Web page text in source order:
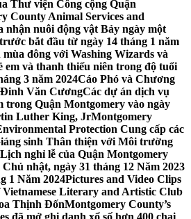
Thư viện Công cộng Quận
County Animal Services and
nhận nuôi động vật Bảy ngày một
bắt đầu từ ngày 14 tháng 1 năm
đông với Washing Wizards và
và thanh thiếu niên trong độ tuổi
3 năm 2024Cáo Phó và Chương
Văn CươngCác dự án dịch vụ
trong Quận Montgomery vào ngày
Luther King, JrMontgomery
Protection Cung cấp các
sinh Thân thiện với Môi trường
Lịch nghỉ lễ của Quận Montgomery
nhật, ngày 31 tháng 12 Năm 2023
1 Năm 2024Pictures and Video Clips
Literary and Artistic Club
Thịnh ĐốnMontgomery County’s
đã mở ghi danh xổ số hơn 400 chai